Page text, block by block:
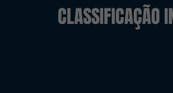
CLASSIFICAÇÃO